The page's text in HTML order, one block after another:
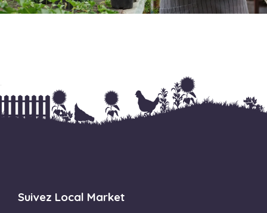
Suivez Local Market